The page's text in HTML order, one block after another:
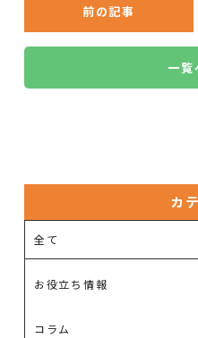
前の記事
一覧
カ
全て
お役立ち情報
コラム